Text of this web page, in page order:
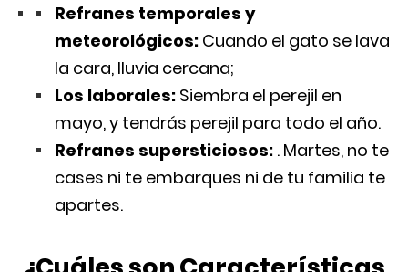
Refranes temporales y
meteorológicos: Cuando el gato se lava
la cara, lluvia cercana;
Los laborales: Siembra el perejil en
mayo, y tendrás perejil para todo el año.
Refranes supersticiosos: . Martes, no te
cases ni te embarques ni de tu familia te
apartes.